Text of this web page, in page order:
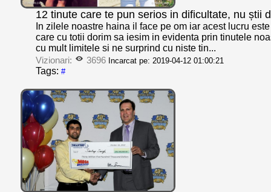
12 tinute care te pun serios in dificultate, nu știi
In zilele noastre haina il face pe om iar acest lucru
care cu totii dorim sa iesim in evidenta prin tinutele
cu mult limitele si ne surprind cu niste tin...
Vizionari:
3696 Incarcat pe: 2019-04-12 01:00:21
Tags: #